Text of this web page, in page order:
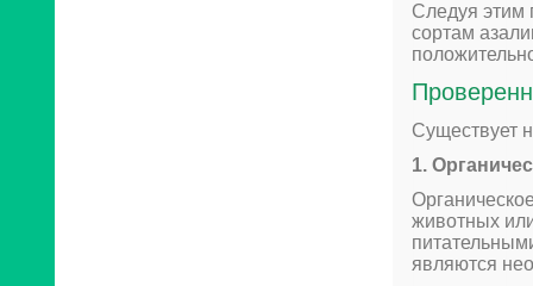
Следуя этим
сортам
Существует
1.
животных
являются